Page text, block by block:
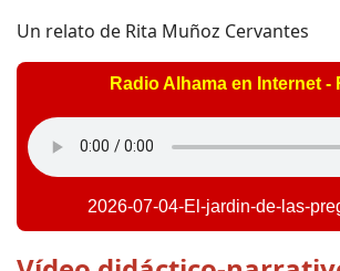
Un relato de Rita Muñoz Cervantes
Radio Alhama en Internet -
2026-07-04-El-jardin-de-las-